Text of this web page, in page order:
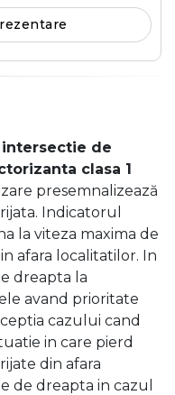
de
clasa 1
presemnalizează
Indicatorul
la viteza maxima de
afara localitatilor. In
dreapta la
avand prioritate
cazului cand
in care pierd
din afara
de dreapta in cazul